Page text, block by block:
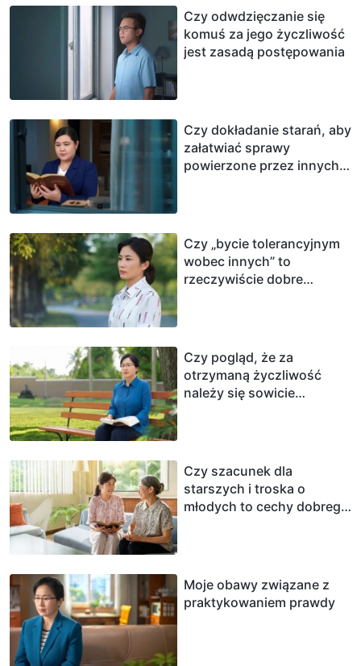
Czy odwdzięczanie się
komuś za jego życzliwość
jest zasadą postępowania
Czy dokładanie starań, aby
załatwiać sprawy
powierzone przez innych,
Czy „bycie tolerancyjnym
wobec innych” to
rzeczywiście dobre
Czy pogląd, że za
otrzymaną życzliwość
należy się sowicie
Czy szacunek dla
starszych i troska o
młodych to cechy dobrego
Moje obawy związane z
praktykowaniem prawdy